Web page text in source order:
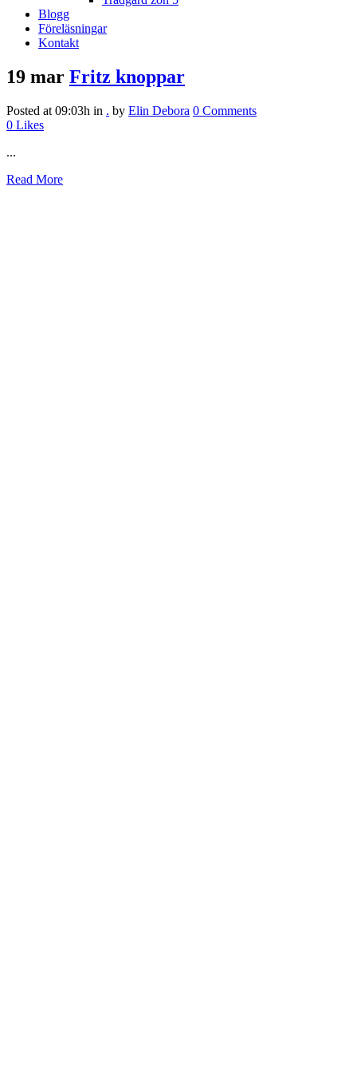
Blogg
Föreläsningar
Kontakt
19 mar Fritz knoppar
Posted at 09:03h in . by Elin Debora 0 Comments
0 Likes
...
Read More